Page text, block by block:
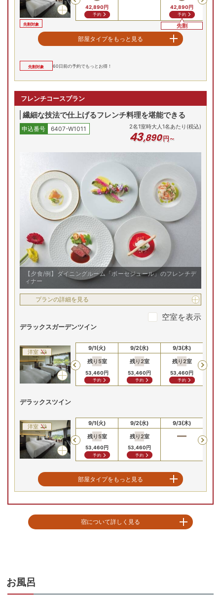
先割対象
42,890円
予約
42,890円
予約
先割
エグゼクティブツイン
洋室
先割対象
残り 7室
48,720円 48,720円 48,720円
部屋タイプをもっと見る
先割対象 60日前の予約でもっとお得！
フレンチコースプラン
繊細な技法で仕上げるフレンチ料理を堪能できる
申込番号 6407-W1011 2名1室時大人1名あたり(税込)
43,890円～
【夕食/例】ダイニングルーム「ボーセジュール」のフレンチデ
ィナー
プランの詳細を見る
空室を表示
デラックスガーデンツイン
洋室
Previous
8/30(日) 8/31(月)
9/1(火)
残り 5室
53,460円
予約
9/2(水)
残り2室
53,460円
予約
9/3(木)
残り2室
53,460円
予約
デラックスツイン
洋室
Previous
8/30(日) 8/31(月)
9/1(火)
残り 5室
53,460円
予約
9/2(水)
残り2室
53,460円
予約
9/3(木)
エグゼクティブツイン
Previous
60,720 円
予約
部屋タイプをもっと見る
宿について詳しく見る
四季がダイナミックに広がる空間。ライブラリーカフェりんどうは軽井沢や
開業当時の1980年代をテーマとした書籍や写真集が300冊以上並ぶ。BGNも
懐かしい80年代の曲がかかり、ＣＤリストの中からリクエストも可能。バー
お風呂